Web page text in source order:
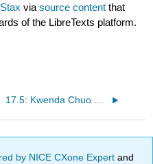
viasource content that
of the LibreTexts platform.
by NICE CXone Expertand